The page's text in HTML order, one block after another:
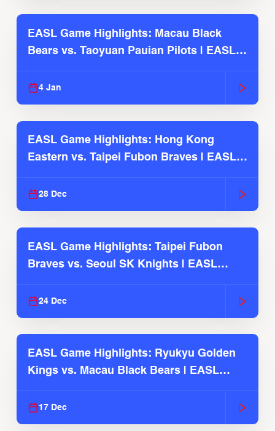
EASL Game Highlights: Macau Black
Bears vs. Taoyuan Pauian Pilots | EASL
4 Jan
EASL Game Highlights: Hong Kong
Eastern vs. Taipei Fubon Braves | EASL
28 Dec
EASL Game Highlights: Taipei Fubon
Braves vs. Seoul SK Knights | EASL
24 Dec
EASL Game Highlights: Ryukyu Golden
Kings vs. Macau Black Bears | EASL
17 Dec